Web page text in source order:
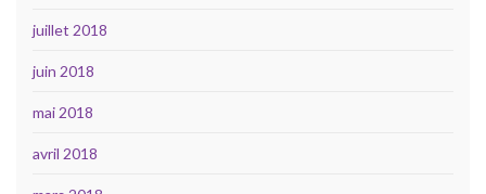
juillet 2018
juin 2018
mai 2018
avril 2018